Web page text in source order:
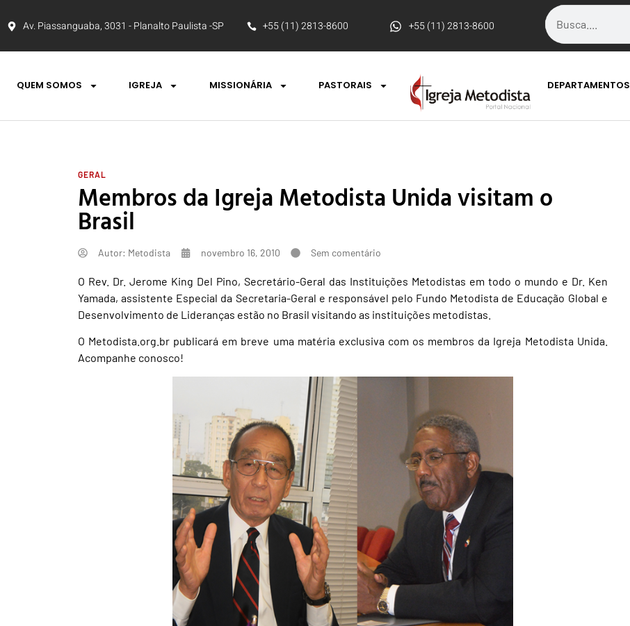
Av. Piassanguaba, 3031 - Planalto Paulista -SP +55 (11) 2813-8600 +55 (11) 2813-8600
QUEM SOMOS IGREJA MISSIONÁRIA PASTORAIS DEPARTAMENTOS
GERAL
Membros da Igreja Metodista Unida visitam o
Brasil
Autor: Metodista novembro 16, 2010 Sem comentário
O Rev. Dr. Jerome King Del Pino, Secretário-Geral das Instituições Metodistas em todo o mundo e Dr. Ken
Yamada, assistente Especial da Secretaria-Geral e responsável pelo Fundo Metodista de Educação Global e
Desenvolvimento de Lideranças estão no Brasil visitando as instituições metodistas.
O Metodista.org.br publicará em breve uma matéria exclusiva com os membros da Igreja Metodista Unida.
Acompanhe conosco!